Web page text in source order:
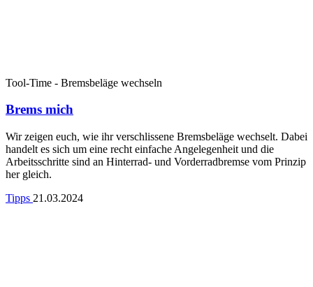
Tool-Time - Bremsbeläge wechseln
Brems mich
Wir zeigen euch, wie ihr verschlissene Bremsbeläge wechselt. Dabei
handelt es sich um eine recht einfache Angelegenheit und die
Arbeitsschritte sind an Hinterrad- und Vorderradbremse vom Prinzip
her gleich.
Tipps 21.03.2024